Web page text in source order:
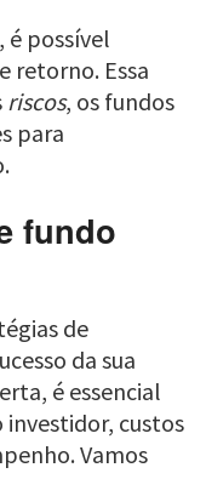
é possível
retorno. Essa
riscos, os fundos
para
fundo
de
da sua
é essencial
custos
Vamos